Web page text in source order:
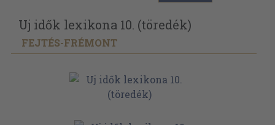
Uj idők lexikona 10. (töredék)
FEJTÉS-FRÉMONT